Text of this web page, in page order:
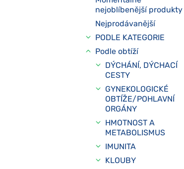
nejoblíbenější produkty
Nejprodávanější
PODLE KATEGORIE
Podle obtíží
DÝCHÁNÍ, DÝCHACÍ
CESTY
GYNEKOLOGICKÉ
OBTÍŽE/POHLAVNÍ
ORGÁNY
HMOTNOST A
METABOLISMUS
IMUNITA
KLOUBY